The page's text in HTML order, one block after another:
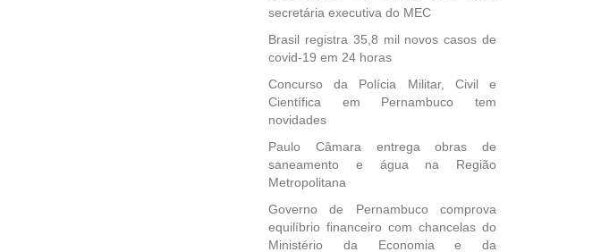
secretária executiva do MEC
Brasil registra 35,8 mil novos casos de
covid-19 em 24 horas
Concurso da Polícia Militar, Civil e
Científica em Pernambuco tem
novidades
Paulo Câmara entrega obras de
saneamento e água na Região
Metropolitana
Governo de Pernambuco comprova
equilíbrio financeiro com chancelas do
Ministério da Economia e da